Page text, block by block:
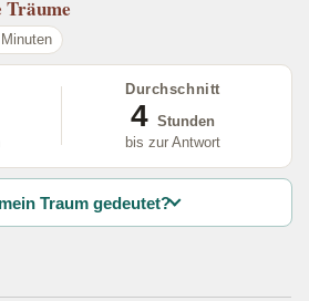
Durchschnitt
4 Stunden
bis zur Antwort
Traum gedeutet?